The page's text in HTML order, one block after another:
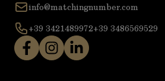
info@matchingnumber.com
+39 3421489972+39 3486569529